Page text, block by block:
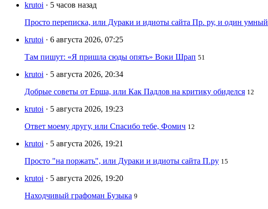
krutoi · 5 часов назад
Просто переписка, или Дураки и идиоты сайта Пр. ру, и один умный
krutoi · 6 августа 2026, 07:25
Там пишут: «Я пришла сюды опять» Воки Шрап 51
krutoi · 5 августа 2026, 20:34
Добрые советы от Ерша, или Как Падлов на критику обиделся 12
krutoi · 5 августа 2026, 19:23
Ответ моему другу, или Спасибо тебе, Фомич 12
krutoi · 5 августа 2026, 19:21
Просто "на поржать", или Дураки и идиоты сайта П.ру 15
krutoi · 5 августа 2026, 19:20
Находчивый графоман Бузыка 9